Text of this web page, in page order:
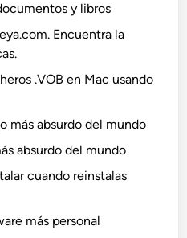
y libros
Encuentra la
.VOB en Mac usando
más absurdo del mundo
absurdo del mundo
cuando reinstalas
más personal